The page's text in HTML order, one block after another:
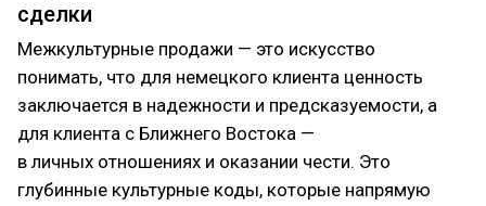
сделки
Межкультурные продажи — это искусство
понимать, что для немецкого клиента ценность
заключается в надежности и предсказуемости, а
для клиента с Ближнего Востока —
в личных отношениях и оказании чести. Это
глубинные культурные коды, которые напрямую